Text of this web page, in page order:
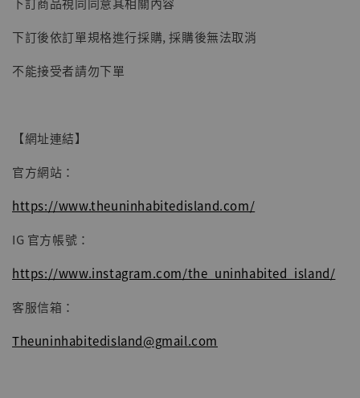
【現貨】BJSTUDIO 1/6系列可動蒐藏人偶 讓
NT$ 4,980
下訂後依訂單規格進行採購, 採購後無法取消
不能接受者請勿下單
【網址連結】
官方網站：
https://www.theuninhabitedisland.com/
IG 官方帳號：
https://www.instagram.com/the_uninhabited_island/
客服信箱：
Theuninhabitedisland@gmail.com